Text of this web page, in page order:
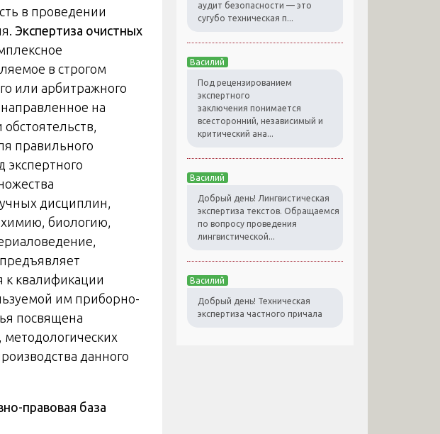
в проведении
Экспертиза очистных
в строгом
или арбитражного
направленное на
правильного
дисциплин,
биологию,
к квалификации
им приборно-
посвящена
данного
правовая база
аудит безопасности — это
сугубо техническая п...
Василий
Под рецензированием
экспертного
заключения понимается
всесторонний, независимый и
критический ана...
Василий
Добрый день! Лингвистическая
экспертиза текстов. Обращаемся
по вопросу проведения
лингвистической...
Василий
Добрый день! Техническая
экспертиза частного причала